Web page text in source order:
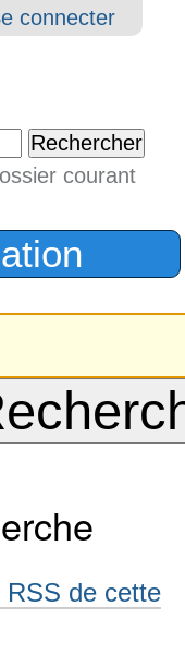
Outils
connecter
courant
de cette